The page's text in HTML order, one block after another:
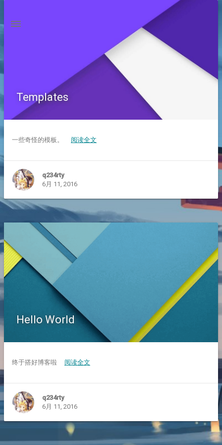
Templates
一些奇怪的模板。 阅读全文
q234rty
6月 11, 2016
Hello World
终于搭好博客啦 阅读全文
q234rty
6月 11, 2016